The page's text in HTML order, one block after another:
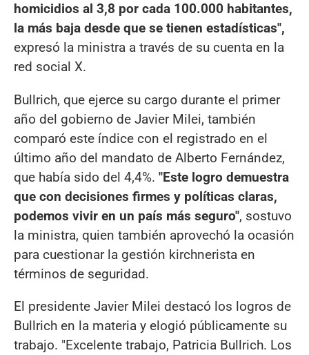
homicidios al 3,8 por cada 100.000 habitantes,
la más baja desde que se tienen estadísticas",
expresó la ministra a través de su cuenta en la
red social X.
Bullrich, que ejerce su cargo durante el primer
año del gobierno de Javier Milei, también
comparó este índice con el registrado en el
último año del mandato de Alberto Fernández,
que había sido del 4,4%. "Este logro demuestra
que con decisiones firmes y políticas claras,
podemos vivir en un país más seguro", sostuvo
la ministra, quien también aprovechó la ocasión
para cuestionar la gestión kirchnerista en
términos de seguridad.
El presidente Javier Milei destacó los logros de
Bullrich en la materia y elogió públicamente su
trabajo. "Excelente trabajo, Patricia Bullrich. Los